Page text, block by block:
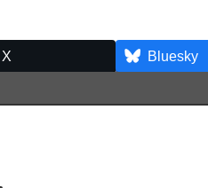
X Bluesky